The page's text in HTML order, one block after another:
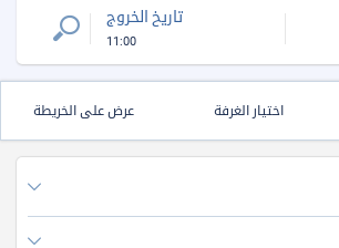
تاريخ الخروج
11:00
اختيار الغرفة عرض على الخريطة